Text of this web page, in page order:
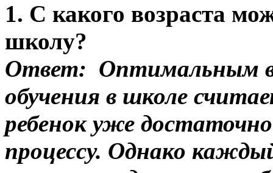
1. С какого возраста
школу?
Ответ: Оптимальным
обучения в школе
ребенок уже
процессу. Однако